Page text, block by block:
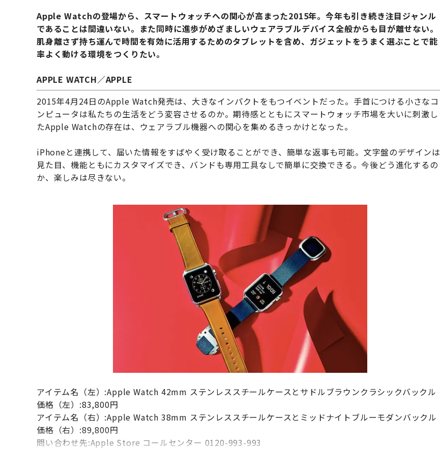
Apple Watchの登場から、スマートウォッチへの関心が高まった2015年。今年も引き続き注目ジャンル
であることは間違いない。また同時に進歩がめざましいウェアラブルデバイス全般からも目が離せない。
肌身離さず持ち運んで時間を有効に活用するためのタブレットを含め、ガジェットをうまく選ぶことで能
率よく動ける環境をつくりたい。
APPLE WATCH／APPLE
2015年4月24日のApple Watch発売は、大きなインパクトをもつイベントだった。手首につける小さなコ
ンピュータは私たちの生活をどう変容させるのか。期待感とともにスマートウォッチ市場を大いに刺激し
たApple Watchの存在は、ウェアラブル機器への関心を集めるきっかけとなった。
iPhoneと連携して、届いた情報をすばやく受け取ることができ、簡単な返事も可能。文字盤のデザインは
見た目、機能ともにカスタマイズでき、バンドも専用工具なしで簡単に交換できる。今後どう進化するの
か、楽しみは尽きない。
アイテム名（左）:Apple Watch 42mm ステンレススチールケースとサドルブラウンクラシックバックル
価格（左）:83,800円
アイテム名（右）:Apple Watch 38mm ステンレススチールケースとミッドナイトブルーモダンバックル
価格（右）:89,800円
問い合わせ先:Apple Store コールセンター 0120-993-993